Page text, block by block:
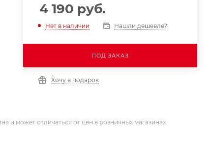
4 190 руб.
Нет в наличии Нашли дешевле?
ПОД ЗАКАЗ
Хочу в подарок
и может отличаться от цен в розничных магазинах